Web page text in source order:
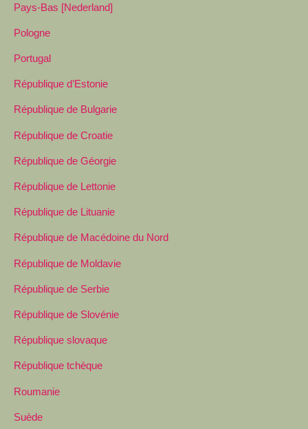
Pays-Bas [Nederland]
Pologne
Portugal
République d’Estonie
République de Bulgarie
République de Croatie
République de Géorgie
République de Lettonie
République de Lituanie
République de Macédoine du Nord
République de Moldavie
République de Serbie
République de Slovénie
République slovaque
République tchèque
Roumanie
Suède